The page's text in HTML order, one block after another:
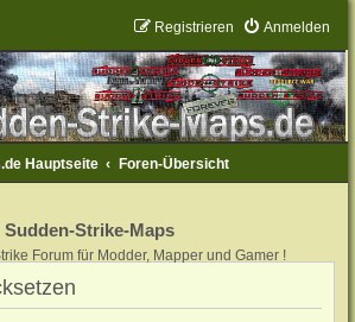
Anmelden
Registrieren
Hauptseite Foren-Übersicht
Sudden-Strike-Maps
Forum für Modder, Mapper und Gamer !